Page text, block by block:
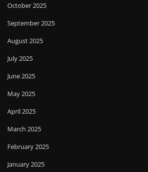
October 2025
September 2025
August 2025
July 2025
June 2025
May 2025
April 2025
March 2025
February 2025
January 2025